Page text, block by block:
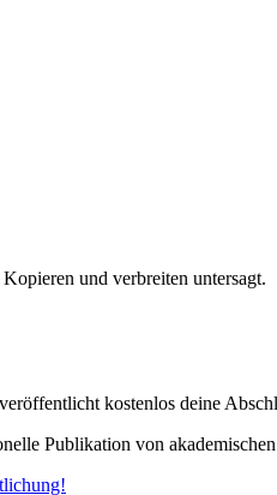
und verbreiten untersagt.
kostenlos deine
Publikation von